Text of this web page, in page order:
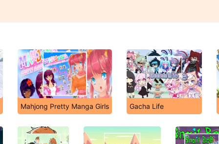
Mahjong Pretty Manga Girls Gacha Life